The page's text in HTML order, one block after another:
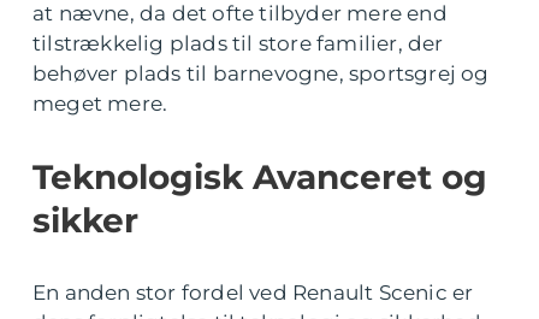
at nævne, da det ofte tilbyder mere end
tilstrækkelig plads til store familier, der
behøver plads til barnevogne, sportsgrej og
meget mere.
Teknologisk Avanceret og
sikker
En anden stor fordel ved Renault Scenic er